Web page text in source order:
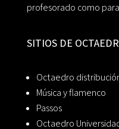
profesorado como
SITIOS DE
Octaedro
Música y flamenco
Passos
Octaedro